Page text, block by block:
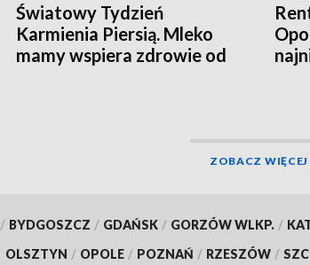
Światowy Tydzień
Karmienia Piersią. Mleko
mamy wspiera zdrowie od
ZOBACZ WIĘCEJ
/ BYDGOSZCZ / GDAŃSK / GORZÓW WLKP. /
OLSZTYN / OPOLE / POZNAŃ / RZESZÓW /